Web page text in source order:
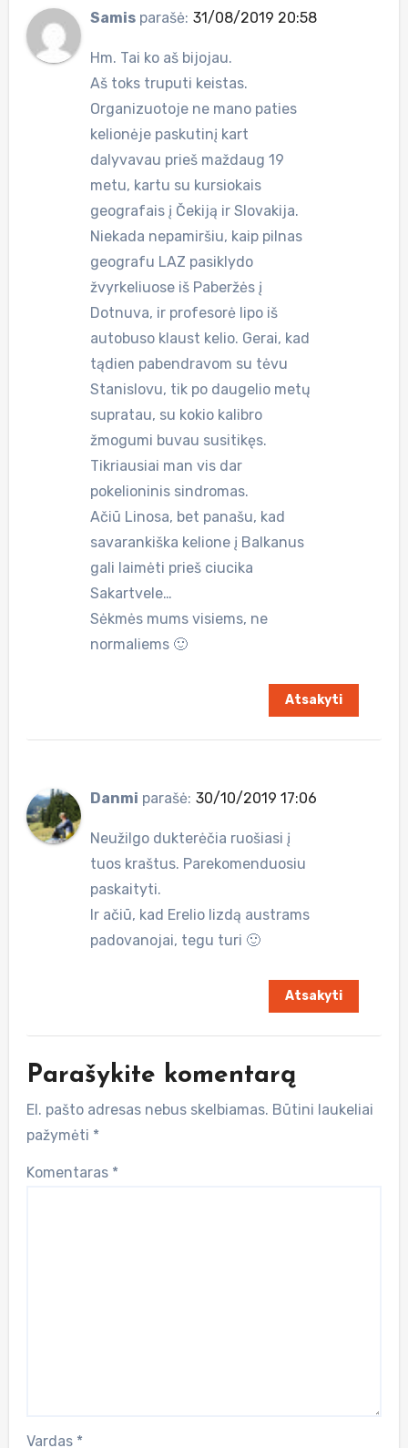
Samis parašė: 31/08/2019 20:58
Hm. Tai ko aš bijojau.
Aš toks truputi keistas.
Organizuotoje ne mano paties
kelionėje paskutinį kart
dalyvavau prieš maždaug 19
metu, kartu su kursiokais
geografais į Čekiją ir Slovakija.
Niekada nepamiršiu, kaip pilnas
geografu LAZ pasiklydo
žvyrkeliuose iš Paberžės į
Dotnuva, ir profesorė lipo iš
autobuso klaust kelio. Gerai, kad
tądien pabendravom su tėvu
Stanislovu, tik po daugelio metų
supratau, su kokio kalibro
žmogumi buvau susitikęs.
Tikriausiai man vis dar
pokelioninis sindromas.
Ačiū Linosa, bet panašu, kad
savarankiška kelione į Balkanus
gali laimėti prieš ciucika
Sakartvele…
Sėkmės mums visiems, ne
normaliems 🙂
Atsakyti
Danmi parašė: 30/10/2019 17:06
Neužilgo dukterėčia ruošiasi į
tuos kraštus. Parekomenduosiu
paskaityti.
Ir ačiū, kad Erelio lizdą austrams
padovanojai, tegu turi 🙂
Atsakyti
Parašykite komentarą
El. pašto adresas nebus skelbiamas. Būtini laukeliai
pažymėti *
Komentaras *
Vardas *